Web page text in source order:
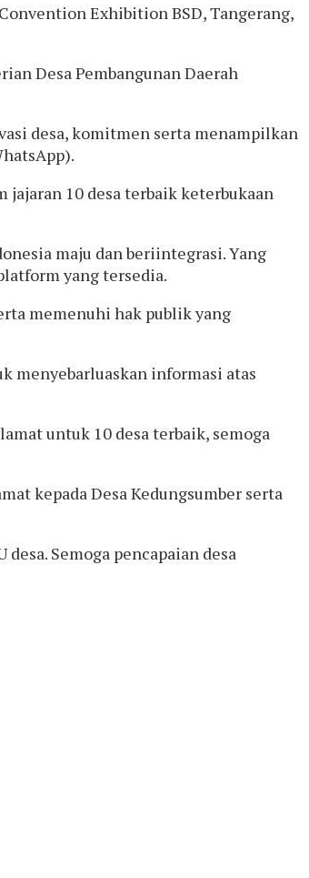
Exhibition BSD, Tangerang,
Desa Pembangunan Daerah
desa, komitmen serta menampilkan
jajaran 10 desa terbaik keterbukaan
maju dan beriintegrasi. Yang
yang tersedia.
memenuhi hak publik yang
menyebarluaskan informasi atas
untuk 10 desa terbaik, semoga
kepada Desa Kedungsumber serta
Semoga pencapaian desa